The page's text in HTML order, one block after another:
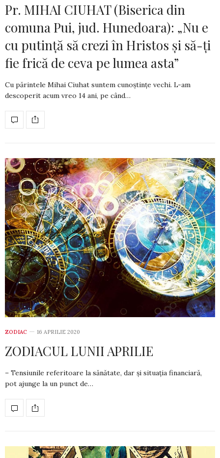
Pr. MIHAI CIUHAT (Biserica din
comuna Pui, jud. Hunedoara): „Nu e
cu putință să crezi în Hristos și să-ți
fie frică de ceva pe lumea asta”
Cu părintele Mihai Ciuhat suntem cunoș­tințe vechi. L-am
descoperit acum vreo 14 ani, pe când…
ZODIAC 16 APRILIE 2020
ZODIACUL LUNII APRILIE
– Tensiunile referitoare la sănătate, dar și situația financiară,
pot ajunge la un punct de…